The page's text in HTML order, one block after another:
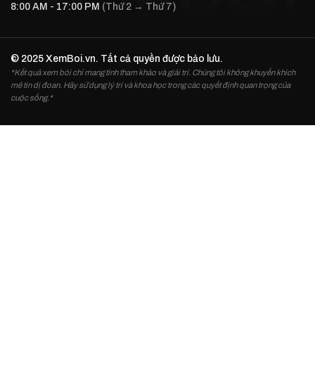
8:00 AM - 17:00 PM (Thứ 2 → Thứ 7)
© 2025 XemBoi.vn. Tất cả quyền được bảo lưu.
*Kết quả xem bói chỉ mang tính tham khảo và giải trí. Chúng tôi không khuyến khích
mê tín dị đoan. Hãy sử dụng lý trí và khoa học trong các quyết định quan trọng của
cuộc sống.*